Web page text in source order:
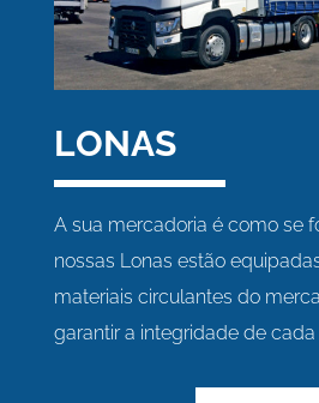
LONAS
A sua mercadoria é como se
nossas Lonas estão
materiais circulantes do
garantir a integridade de cada